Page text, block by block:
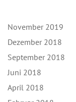
November 2019
Dezember 2018
September 2018
Juni 2018
April 2018